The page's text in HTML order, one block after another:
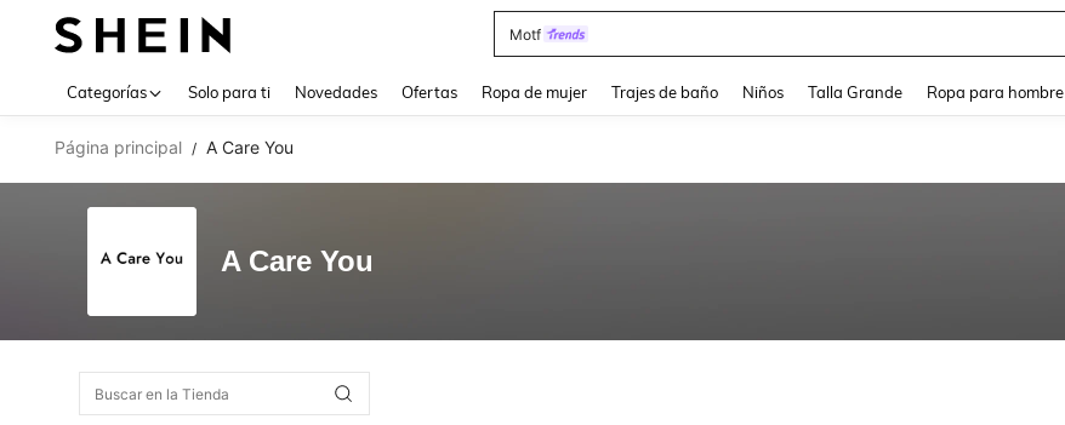
Motf
Categorías Solo para ti Novedades Ofertas Ropa de mujer Trajes de baño Niños Talla Grande Ropa para hombre
Página principal / A Care You
A Care You